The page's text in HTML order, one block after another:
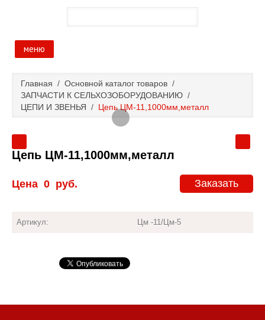
меню
Основной каталог товаров
Доставка и оплата
Контакты
Главная / Основной каталог товаров /
ЗАПЧАСТИ К СЕЛЬХОЗОБОРУДОВАНИЮ /
ЦЕПИ И ЗВЕНЬЯ / Цепь ЦМ-11,1000мм,металл
Цепь ЦМ-11,1000мм,металл
Заказать
Цена 0 руб.
Артикул: Цм -11/Цм-5